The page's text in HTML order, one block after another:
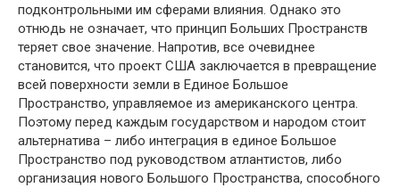
подконтрольными им сферами влияния. Однако это
отнюдь не означает, что принцип Больших Пространств
теряет свое значение. Напротив, все очевиднее
становится, что проект США заключается в превращение
всей поверхности земли в Единое Большое
Пространство, управляемое из американского центра.
Поэтому перед каждым государством и народом стоит
альтернатива – либо интеграция в единое Большое
Пространство под руководством атлантистов, либо
организация нового Большого Пространства, способного